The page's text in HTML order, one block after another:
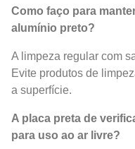
Como faço para
alumínio preto?
A limpeza regular com
Evite produtos de
a superfície.
A placa preta de
para uso ao ar livre?